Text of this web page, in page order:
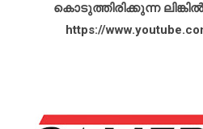
കൊടുത്തിരിക്കുന്ന
https://